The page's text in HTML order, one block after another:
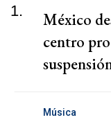
1.
México
centro
Música